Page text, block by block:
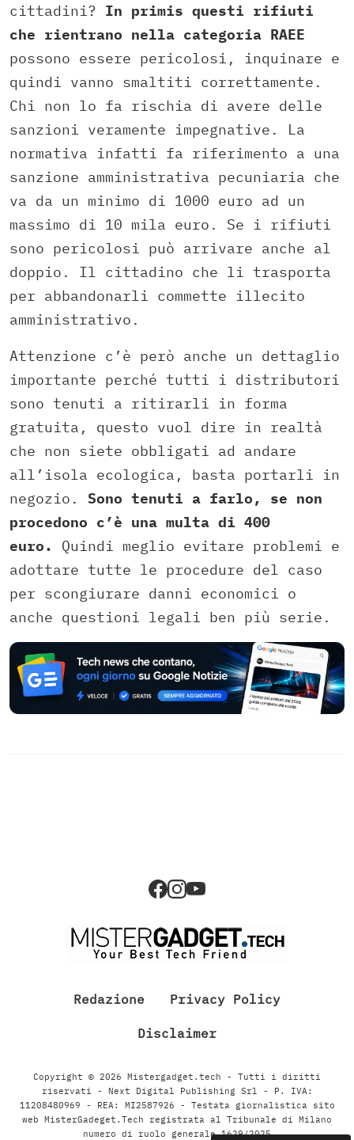
cittadini? In primis questi rifiuti
che rientrano nella categoria RAEE
possono essere pericolosi, inquinare e
quindi vanno smaltiti correttamente.
Chi non lo fa rischia di avere delle
sanzioni veramente impegnative. La
normativa infatti fa riferimento a una
sanzione amministrativa pecuniaria che
va da un minimo di 1000 euro ad un
massimo di 10 mila euro. Se i rifiuti
sono pericolosi può arrivare anche al
doppio. Il cittadino che li trasporta
per abbandonarli commette illecito
amministrativo.
Attenzione c’è però anche un dettaglio
importante perché tutti i distributori
sono tenuti a ritirarli in forma
gratuita, questo vuol dire in realtà
che non siete obbligati ad andare
all’isola ecologica, basta portarli in
negozio. Sono tenuti a farlo, se non
procedono c’è una multa di 400
euro.
Quindi meglio evitare problemi e
adottare tutte le procedure del caso
per scongiurare danni economici o
anche questioni legali ben più serie.
Redazione Privacy Policy
Disclaimer
Copyright © 2026 Mistergadget.tech - Tutti i diritti
riservati - Next Digital Publishing Srl - P. IVA:
11208480969 - REA: MI2587926 - Testata giornalistica sito
web MisterGadeget.Tech registrata al Tribunale di Milano
numero di ruolo generale 1629/2025